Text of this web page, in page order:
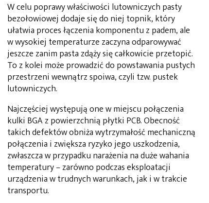
W celu poprawy właściwości lutowniczych pasty
bezołowiowej dodaje się do niej topnik, który
ułatwia proces łączenia komponentu z padem, ale
w wysokiej temperaturze zaczyna odparowywać
jeszcze zanim pasta zdąży się całkowicie przetopić.
To z kolei może prowadzić do powstawania pustych
przestrzeni wewnątrz spoiwa, czyli tzw. pustek
lutowniczych.
Najczęściej występują one w miejscu połączenia
kulki BGA z powierzchnią płytki PCB. Obecność
takich defektów obniża wytrzymałość mechaniczną
połączenia i zwiększa ryzyko jego uszkodzenia,
zwłaszcza w przypadku narażenia na duże wahania
temperatury – zarówno podczas eksploatacji
urządzenia w trudnych warunkach, jak i w trakcie
transportu.